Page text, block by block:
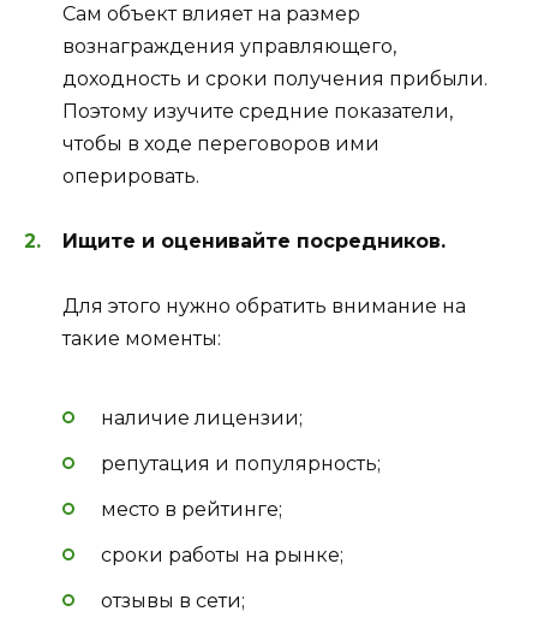
Сам объект влияет на размер
вознаграждения управляющего,
доходность и сроки получения прибыли.
Поэтому изучите средние показатели,
чтобы в ходе переговоров ими
оперировать.
Ищите и оценивайте посредников.
Для этого нужно обратить внимание на
такие моменты:
наличие лицензии;
репутация и популярность;
место в рейтинге;
сроки работы на рынке;
отзывы в сети;